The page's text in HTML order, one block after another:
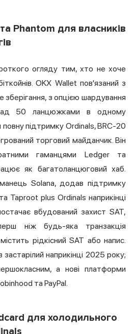
Phantom для власників
огляду тим, хто не хоче
OKX Wallet пов'язаний з
зберігання, з опцією шардування
50 ланцюжками в одному
повну підтримку Ordinals, BRC-20
торговий майданчик. Він
гаманцями Ledger та
як багатоланцюговий хаб.
Solana, додав підтримку
Taproot plus Ordinals наприкінці
вбудований захист SAT,
ніж будь-яка транзакція
рідкісний SAT або напис.
наприкінці 2025 року;
а нові платформи
та PayPal.
для холодильного